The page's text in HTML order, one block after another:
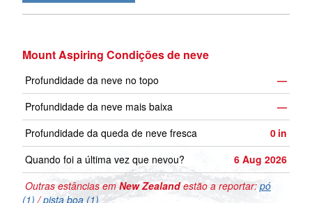
Mount Aspiring Condições de neve
Profundidade da neve no topo
—
Profundidade da neve mais baixa
—
Profundidade da queda de neve fresca
0 in
Quando foi a última vez que nevou?
6 Aug 2026
Outras estâncias emNew Zealandestão a reportar: pó
(1) /pista boa (1)